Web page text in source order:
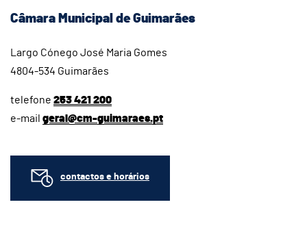
Câmara Municipal de Guimarães
Largo Cónego José Maria Gomes
4804-534 Guimarães
telefone 253 421 200
e-mail geral@cm-guimaraes.pt
contactos e horários